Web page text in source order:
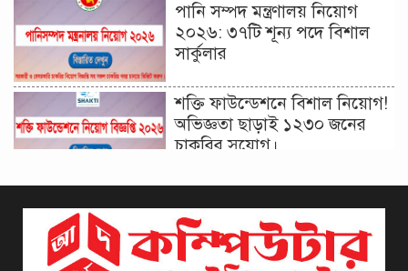
পানি সম্পদ মন্ত্রণালয় নিয়োগ
২০২৬: ৩৭টি শূন্য পদে বিশাল
সার্কুলার
শক্তি ফাউন্ডেশনে বিশাল নিয়োগ!
অভিজ্ঞতা ছাড়াই ১২৩০ জনের
চাকরির সুযোগ।
বিজ্ঞপ্তি ২০২৬ | Taxes Zone
Dinajpur Job Circular 2026